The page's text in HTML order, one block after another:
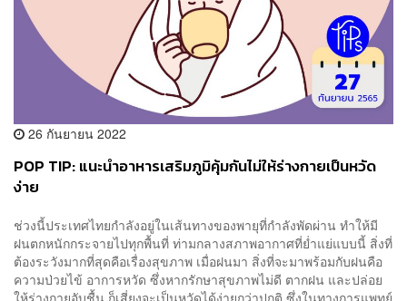
26 กันยายน 2022
POP TIP: แนะนำอาหารเสริมภูมิคุ้มกันไม่ให้ร่างกายเป็นหวัด
ง่าย
ช่วงนี้ประเทศไทยกำลังอยู่ในเส้นทางของพายุที่กำลังพัดผ่าน ทำให้มี
ฝนตกหนักกระจายไปทุกพื้นที่ ท่ามกลางสภาพอากาศที่ย่ำแย่แบบนี้ สิ่งที่
ต้องระวังมากที่สุดคือเรื่องสุขภาพ เมื่อฝนมา สิ่งที่จะมาพร้อมกับฝนคือ
ความป่วยไข้ อาการหวัด ซึ่งหากรักษาสุขภาพไม่ดี ตากฝน และปล่อย
ให้ร่างกายอับชื้น ก็เสี่ยงจะเป็นหวัดได้ง่ายกว่าปกติ ซึ่งในทางการแพทย์